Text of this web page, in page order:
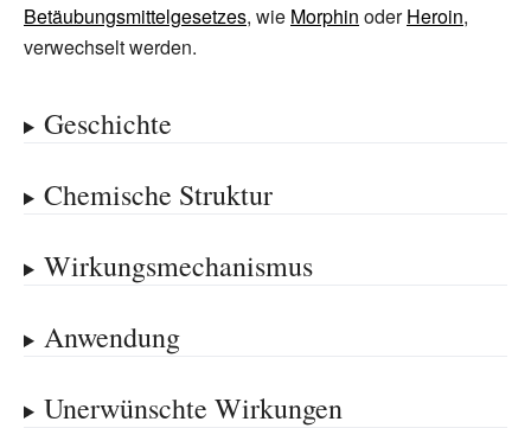
Betäubungsmittelgesetzes, wie Morphin oderHeroin,
verwechselt werden.
Geschichte
Chemische Struktur
Wirkungsmechanismus
Anwendung
Unerwünschte Wirkungen